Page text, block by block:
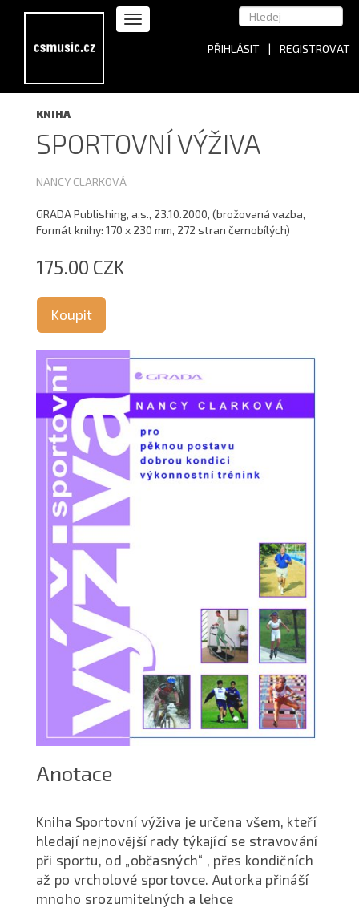
PŘIHLÁSIT | REGISTROVAT
KNIHA
SPORTOVNÍ VÝŽIVA
NANCY CLARKOVÁ
GRADA Publishing, a.s., 23.10.2000, (brožovaná vazba,
Formát knihy: 170 x 230 mm, 272 stran černobílých)
175.00 CZK
Koupit
Anotace
Kniha Sportovní výživa je určena všem, kteří
hledají nejnovější rady týkající se stravování
při sportu, od „občasných“ , přes kondičních
až po vrcholové sportovce. Autorka přináší
mnoho srozumitelných a lehce